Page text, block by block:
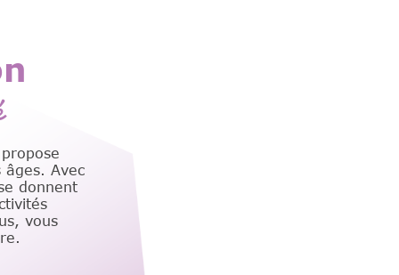
âges. Avec
donnent
vous